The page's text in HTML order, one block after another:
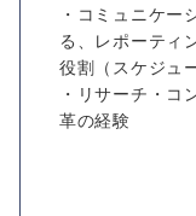
・コミュニケー
る、レポーティ
役割（スケジュ
・リサーチ・コ
革の経験